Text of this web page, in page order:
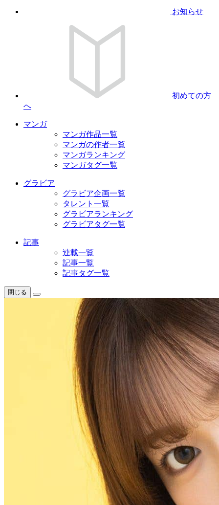
お知らせ
初めての方
へ
マンガ
マンガ作品一覧
マンガの作者一覧
マンガランキング
マンガタグ一覧
グラビア
グラビア企画一覧
タレント一覧
グラビアランキング
グラビアタグ一覧
記事
連載一覧
記事一覧
記事タグ一覧
閉じる